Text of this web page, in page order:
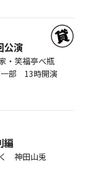
演
・笑福亭べ瓶
一部 13時開演
編
神田山兎